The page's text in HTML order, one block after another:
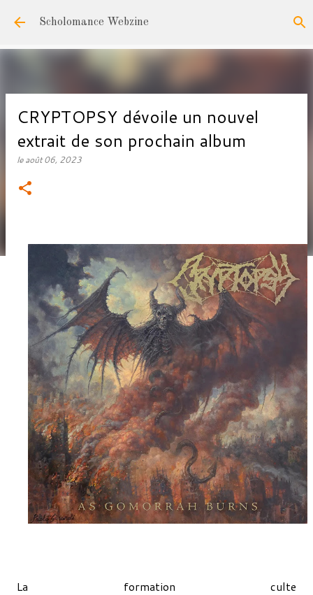
Accéder au contenu principal
Scholomance Webzine
CRYPTOPSY dévoile un nouvel
extrait de son prochain album
leaoût 06, 2023
La formation culte